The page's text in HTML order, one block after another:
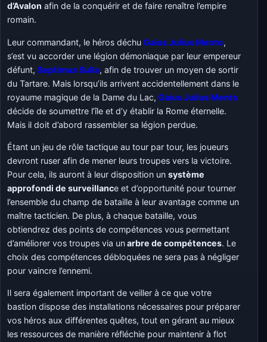
d’Avalon afin de la conquérir et de faire renaître l’empire
romain.
Leur commandant, le héros déchuGaius Julius Mento,
s’est vu accorder une légion démoniaque par leur empereur
défunt,Septimus Sulla, afin de trouver un moyen de sortir
du Tartare. Mais lorsqu’ils arrivent accidentellement dans le
royaume magique de la Dame du Lac,Gaius Julius Mento
décide de soumettre l’île et d’y établir la Rome éternelle.
Mais il doit d’abord rassembler sa légion perdue.
Étant un jeu de rôle tactique au tour par tour, les joueurs
devront ruser afin de mener leurs troupes vers la victoire.
Pour cela, ils auront à leur disposition unsystème
approfondi de surveillance et d’opportunité pour tourner
l’ensemble du champ de bataille à leur avantage comme un
maître tacticien. De plus, à chaque bataille, vous
obtiendrez des points de compétences vous permettant
d’améliorer vos troupes via unarbre de compétences. Le
choix des compétences débloquées ne sera pas à négliger
pour vaincre l’ennemi.
Il sera également important de veiller à ce que votre
bastion dispose des installations nécessaires pour préparer
vos héros aux différentes quêtes, tout en gérant au mieux
les ressources de manière réfléchie pour maintenir à flot